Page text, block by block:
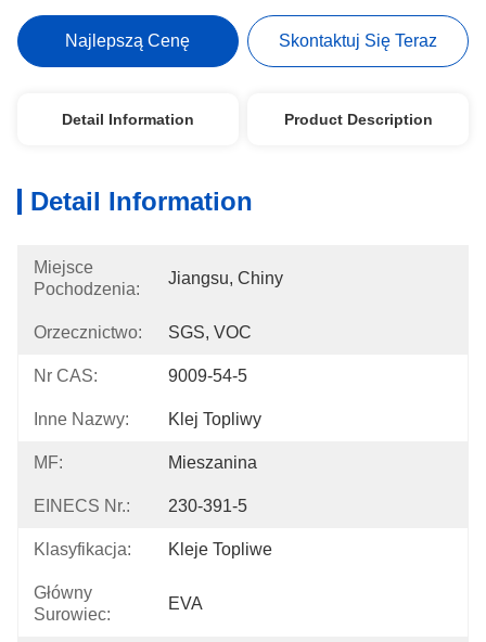
Najlepszą Cenę Skontaktuj Się Teraz
Detail Information Product Description
Detail Information
Miejsce
Pochodzenia:
Jiangsu, Chiny
Orzecznictwo: SGS, VOC
Nr CAS: 9009-54-5
Inne Nazwy: Klej Topliwy
MF: Mieszanina
EINECS Nr.: 230-391-5
Klasyfikacja: Kleje Topliwe
Główny
Surowiec:
EVA